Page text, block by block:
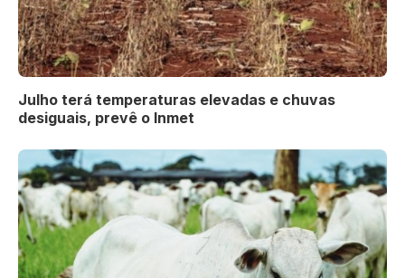
Julho terá temperaturas elevadas e chuvas
desiguais, prevê o Inmet